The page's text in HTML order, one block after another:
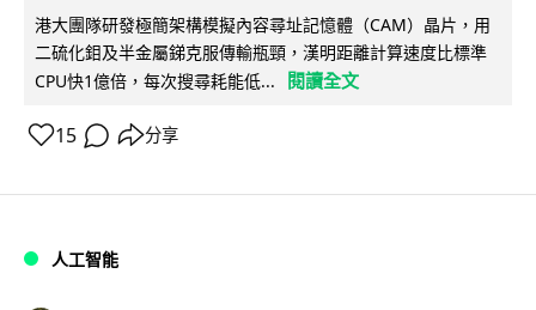
港大團隊研發極簡架構模擬內容尋址記憶體（CAM）晶片，用
二硫化鉬及半金屬銻克服傳輸瓶頸，漢明距離計算速度比標準
CPU快1億倍，每次搜尋耗能低...
閱讀全文
15 分享
人工智能